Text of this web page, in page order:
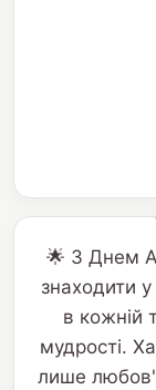
🌟 З Днем
знаходити
в кожній
мудрості.
лише